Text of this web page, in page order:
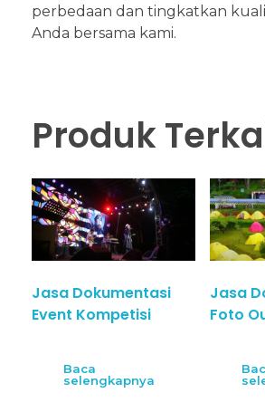
perbedaan dan tingkatkan
Anda bersama kami.
Produk
Jasa Dokumentasi
Event Kompetisi
Baca
selengkapnya
Jasa
Foto